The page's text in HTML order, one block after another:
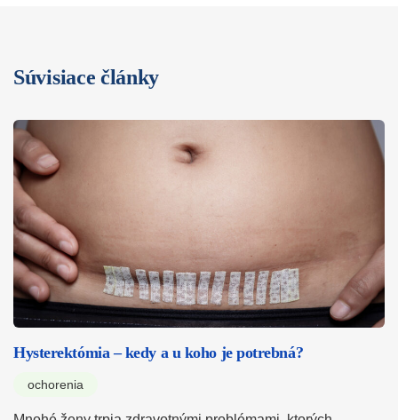
Súvisiace články
Hysterektómia – kedy a u koho je potrebná?
ochorenia